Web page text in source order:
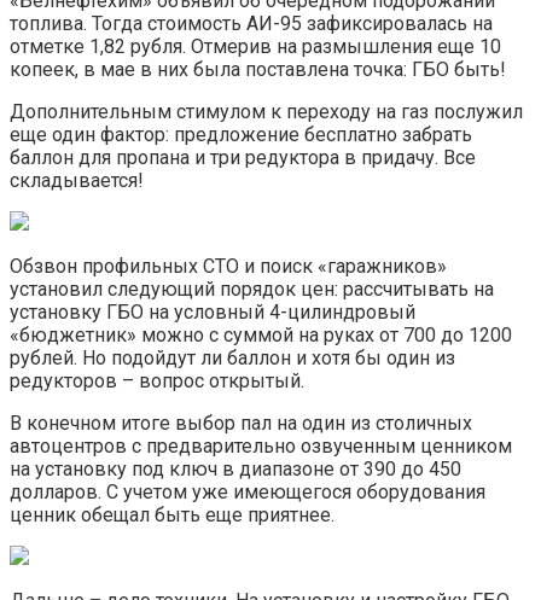
топлива. Тогда стоимость АИ-95 зафиксировалась на
отметке 1,82 рубля. Отмерив на размышления еще 10
копеек, в мае в них была поставлена точка: ГБО быть!
Дополнительным стимулом к переходу на газ послужил
еще один фактор: предложение бесплатно забрать
баллон для пропана и три редуктора в придачу. Все
складывается!
Обзвон профильных СТО и поиск «гаражников»
установил следующий порядок цен: рассчитывать на
установку ГБО на условный 4-цилиндровый
«бюджетник» можно с суммой на руках от 700 до 1200
рублей. Но подойдут ли баллон и хотя бы один из
редукторов – вопрос открытый.
В конечном итоге выбор пал на один из столичных
автоцентров с предварительно озвученным ценником
на установку под ключ в диапазоне от 390 до 450
долларов. С учетом уже имеющегося оборудования
ценник обещал быть еще приятнее.